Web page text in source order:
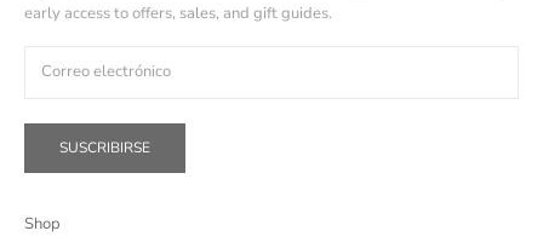
early access to offers, sales, and gift guides.
SUSCRIBIRSE
Shop